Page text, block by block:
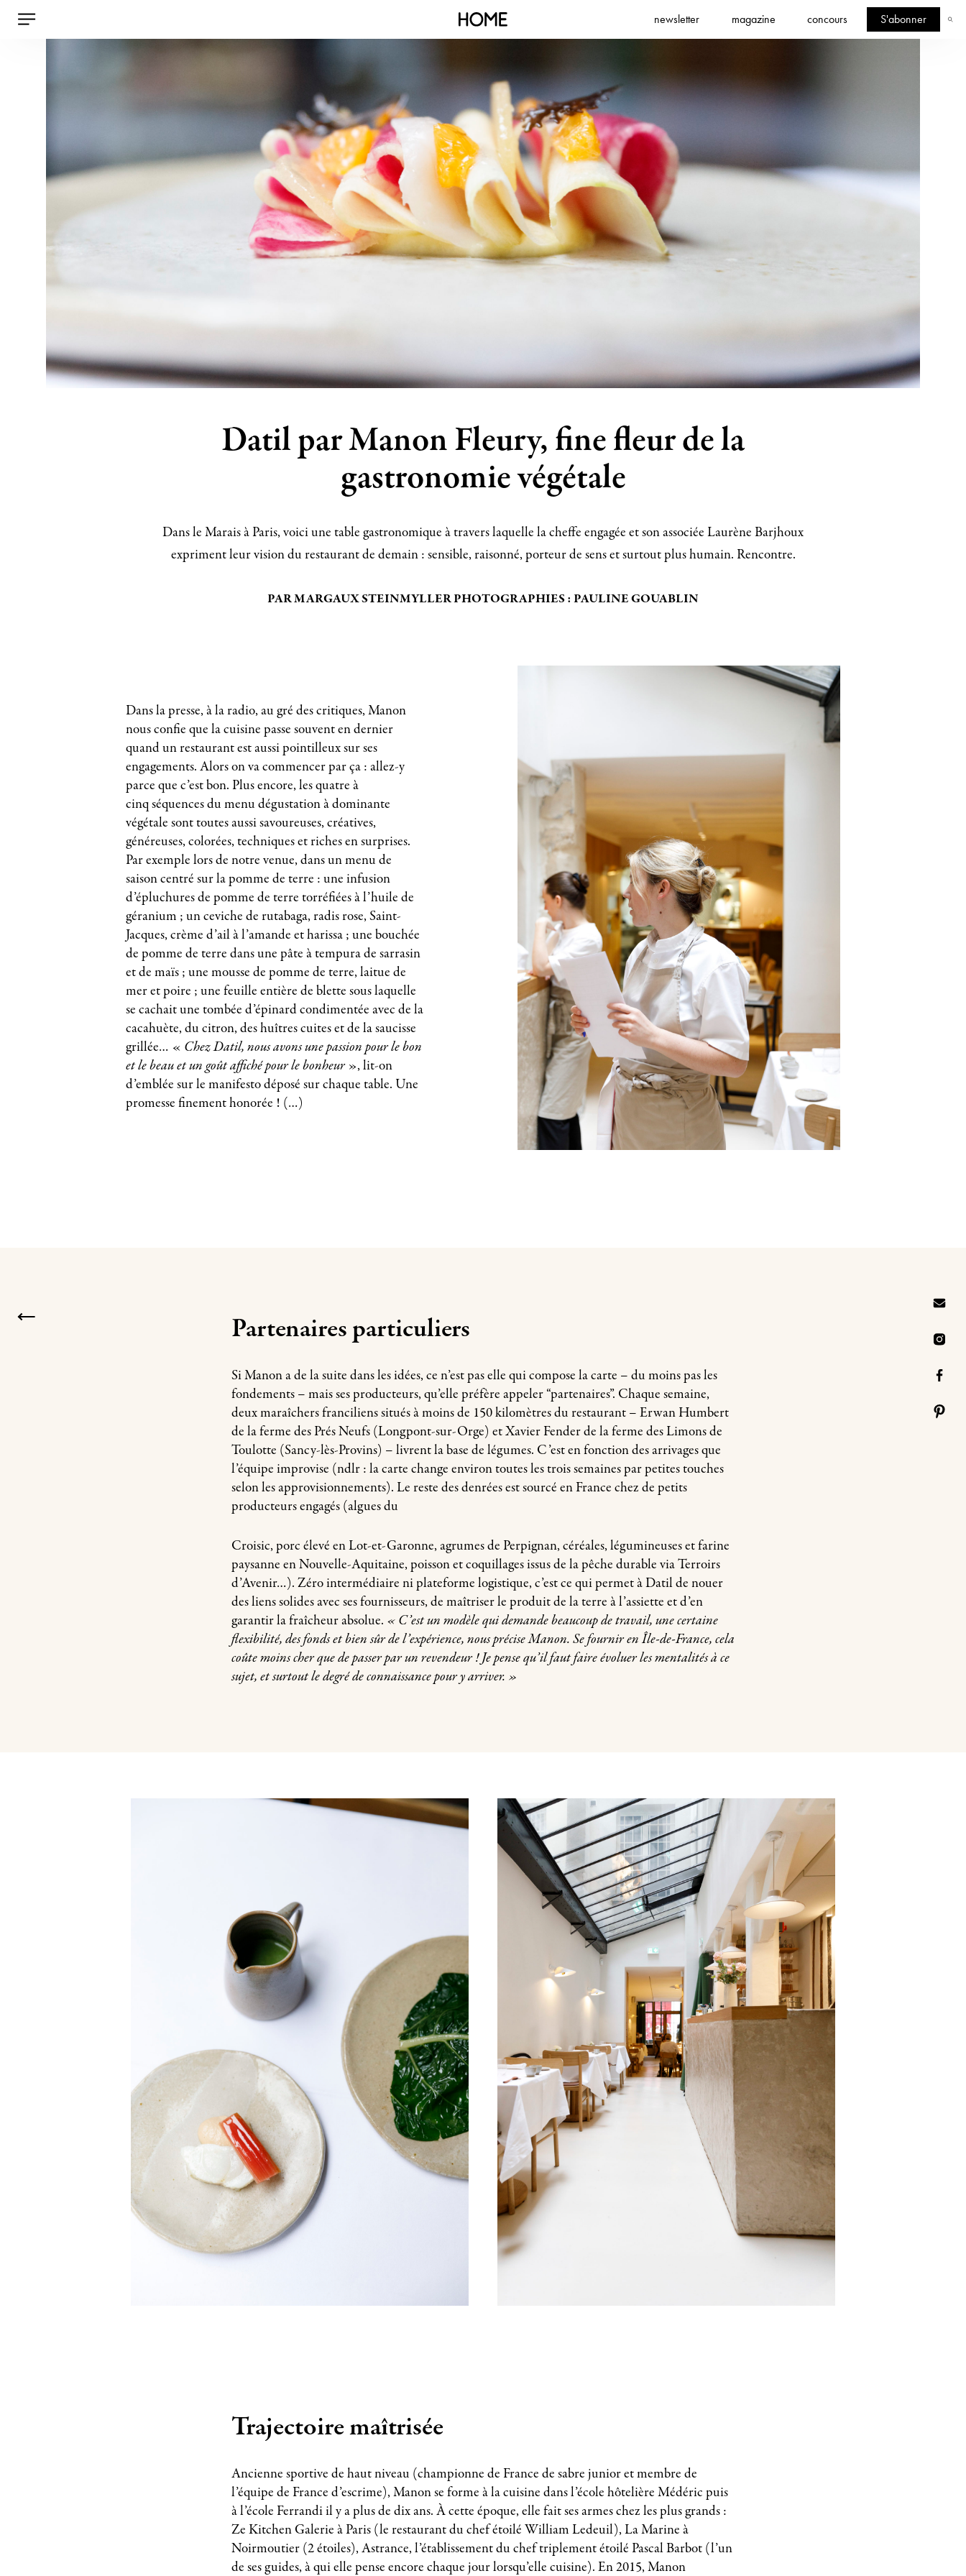
newsletter magazine concours S'abonner
Datil par Manon Fleury, fine fleur de la
gastronomie végétale
Dans le Marais à Paris, voici une table gastronomique à travers laquelle la cheffe engagée et son associée Laurène Barjhoux
expriment leur vision du restaurant de demain : sensible, raisonné, porteur de sens et surtout plus humain. Rencontre.
PAR MARGAUX STEINMYLLER PHOTOGRAPHIES : PAULINE GOUABLIN
Dans la presse, à la radio, au gré des critiques, Manon
nous confie que la cuisine passe souvent en dernier
quand un restaurant est aussi pointilleux sur ses
engagements. Alors on va commencer par ça : allez-y
parce que c’est bon. Plus encore, les quatre à
cinq séquences du menu dégustation à dominante
végétale sont toutes aussi savoureuses, créatives,
généreuses, colorées, techniques et riches en surprises.
Par exemple lors de notre venue, dans un menu de
saison centré sur la pomme de terre : une infusion
d’épluchures de pomme de terre torréfiées à l’huile de
géranium ; un ceviche de rutabaga, radis rose, Saint-
Jacques, crème d’ail à l’amande et harissa ; une bouchée
de pomme de terre dans une pâte à tempura de sarrasin
et de maïs ; une mousse de pomme de terre, laitue de
mer et poire ; une feuille entière de blette sous laquelle
se cachait une tombée d’épinard condimentée avec de la
cacahuète, du citron, des huîtres cuites et de la saucisse
grillée… « Chez Datil, nous avons une passion pour le bon
et le beau et un goût affiché pour le bonheur», lit-on
d’emblée sur le manifesto déposé sur chaque table. Une
promesse finement honorée ! (…)
Partenaires particuliers
Si Manon a de la suite dans les idées, ce n’est pas elle qui compose la carte – du moins pas les
fondements – mais ses producteurs, qu’elle préfère appeler “partenaires”. Chaque semaine,
deux maraîchers franciliens situés à moins de 150 kilomètres du restaurant – Erwan Humbert
de la ferme des Prés Neufs (Longpont-sur-Orge) et Xavier Fender de la ferme des Limons de
Toulotte (Sancy-lès-Provins) – livrent la base de légumes. C’est en fonction des arrivages que
l’équipe improvise (ndlr : la carte change environ toutes les trois semaines par petites touches
selon les approvisionnements). Le reste des denrées est sourcé en France chez de petits
producteurs engagés (algues du
Croisic, porc élevé en Lot-et-Garonne, agrumes de Perpignan, céréales, légumineuses et farine
paysanne en Nouvelle-Aquitaine, poisson et coquillages issus de la pêche durable via Terroirs
d’Avenir…). Zéro intermédiaire ni plateforme logistique, c’est ce qui permet à Datil de nouer
des liens solides avec ses fournisseurs, de maîtriser le produit de la terre à l’assiette et d’en
garantir la fraîcheur absolue. « C’est un modèle qui demande beaucoup de travail, une certaine
flexibilité, des fonds et bien sûr de l’expérience, nous précise Manon. Se fournir en Île-de-France, cela
coûte moins cher que de passer par un revendeur ! Je pense qu’il faut faire évoluer les mentalités à ce
sujet, et surtout le degré de connaissance pour y arriver. »
Trajectoire maîtrisée
Ancienne sportive de haut niveau (championne de France de sabre junior et membre de
l’équipe de France d’escrime), Manon se forme à la cuisine dans l’école hôtelière Médéric puis
à l’école Ferrandi il y a plus de dix ans. À cette époque, elle fait ses armes chez les plus grands :
Ze Kitchen Galerie à Paris (le restaurant du chef étoilé William Ledeuil), La Marine à
Noirmoutier (2 étoiles), Astrance, l’établissement du chef triplement étoilé Pascal Barbot (l’un
de ses guides, à qui elle pense encore chaque jour lorsqu’elle cuisine). En 2015, Manon